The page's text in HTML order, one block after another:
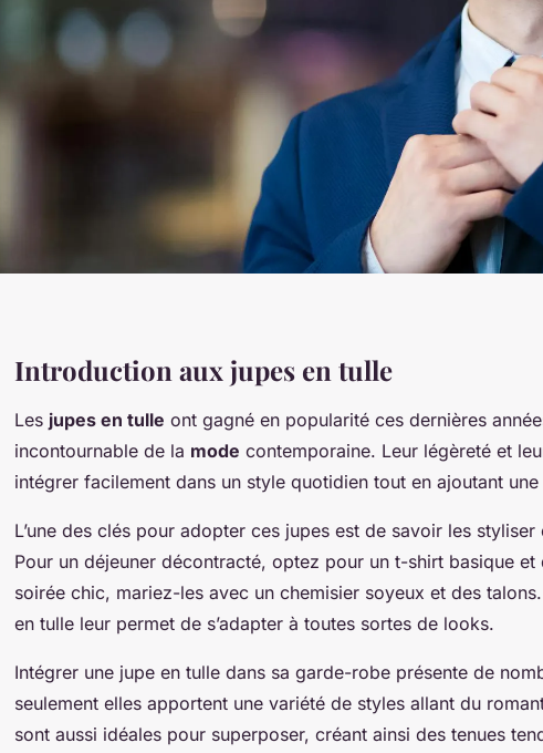
Introduction aux jupes en tulle
Les jupes en tulle ont gagné en popularité ces dernières
incontournable de la mode contemporaine. Leur légèreté et
intégrer facilement dans un style quotidien tout en ajoutant
L’une des clés pour adopter ces jupes est de savoir les
Pour un déjeuner décontracté, optez pour un t-shirt basique et
soirée chic, mariez-les avec un chemisier soyeux et des
en tulle leur permet de s’adapter à toutes sortes de looks.
Intégrer une jupe en tulle dans sa garde-robe présente de
seulement elles apportent une variété de styles allant du
sont aussi idéales pour superposer, créant ainsi des tenues